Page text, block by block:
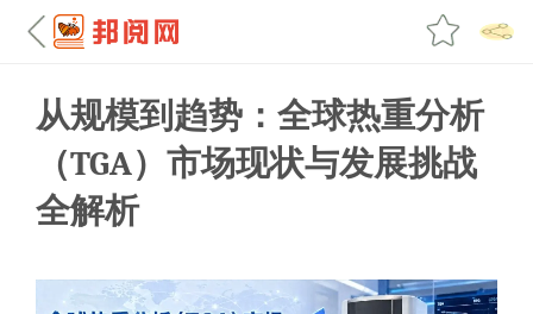
从规模到趋势：全球热重分析
（TGA）市场现状与发展挑战
全解析